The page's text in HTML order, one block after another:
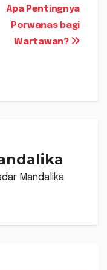
Apa Pentingnya
Porwanas bagi
Wartawan?
Mandalika